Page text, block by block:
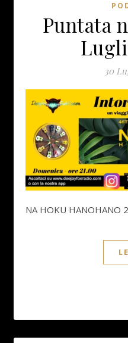
Puntata
30
NA HOKU HANOHANO